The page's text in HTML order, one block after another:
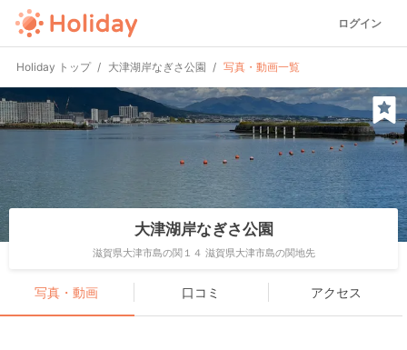
ログイン
Holiday トップ 大津湖岸なぎさ公園 写真・動画一覧
大津湖岸なぎさ公園
滋賀県大津市島の関１４ 滋賀県大津市島の関地先
写真・動画 口コミ アクセス